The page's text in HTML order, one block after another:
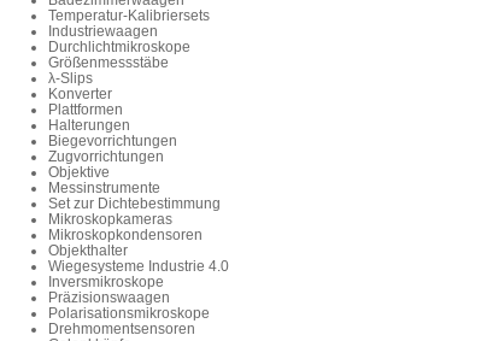
Temperatur-Kalibriersets
Industriewaagen
Durchlichtmikroskope
Größenmessstäbe
λ-Slips
Konverter
Plattformen
Halterungen
Biegevorrichtungen
Zugvorrichtungen
Objektive
Messinstrumente
Set zur Dichtebestimmung
Mikroskopkameras
Mikroskopkondensoren
Objekthalter
Wiegesysteme Industrie 4.0
Inversmikroskope
Präzisionswaagen
Polarisationsmikroskope
Drehmomentsensoren